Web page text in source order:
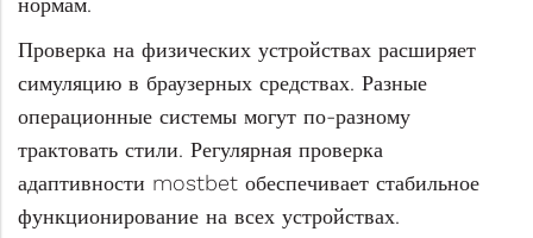
Проверка на физических устройствах расширяет
симуляцию в браузерных средствах. Разные
операционные системы могут по-разному
трактовать стили. Регулярная проверка
адаптивности mostbet обеспечивает стабильное
функционирование на всех устройствах.